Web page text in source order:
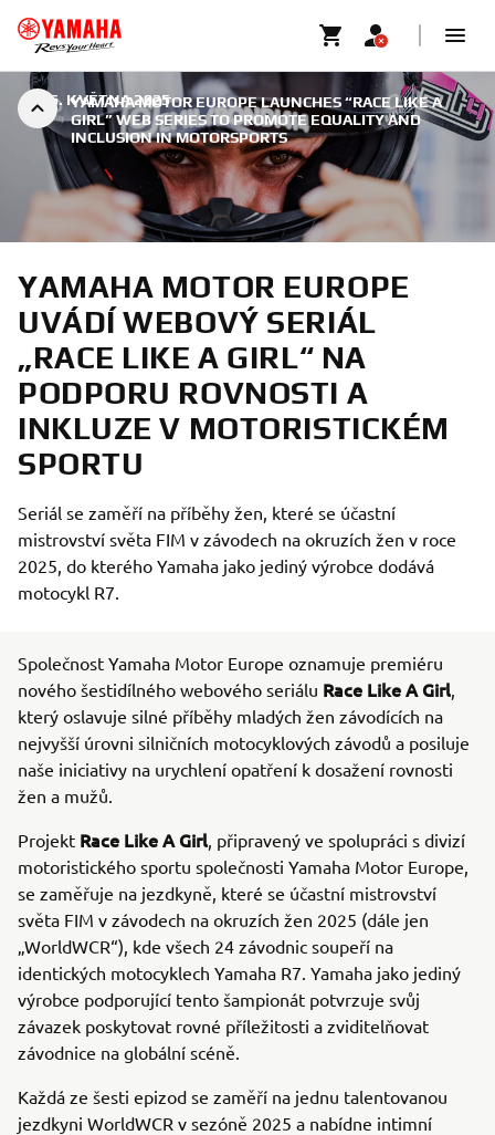
YAMAHA MOTOR EUROPE LAUNCHES “RACE LIKE A
GIRL” WEB SERIES TO PROMOTE EQUALITY AND
INCLUSION IN MOTORSPORTS
26. KVĚTNA 2025
YAMAHA MOTOR EUROPE
UVÁDÍ WEBOVÝ SERIÁL
„RACE LIKE A GIRL“ NA
PODPORU ROVNOSTI A
INKLUZE V MOTORISTICKÉM
SPORTU
Seriál se zaměří na příběhy žen, které se účastní
mistrovství světa FIM v závodech na okruzích žen v roce
2025, do kterého Yamaha jako jediný výrobce dodává
motocykl R7.
Společnost Yamaha Motor Europe oznamuje premiéru
nového šestidílného webového seriálu Race Like A Girl,
který oslavuje silné příběhy mladých žen závodících na
nejvyšší úrovni silničních motocyklových závodů a posiluje
naše iniciativy na urychlení opatření k dosažení rovnosti
žen a mužů.
Projekt Race Like A Girl, připravený ve spolupráci s divizí
motoristického sportu společnosti Yamaha Motor Europe,
se zaměřuje na jezdkyně, které se účastní mistrovství
světa FIM v závodech na okruzích žen 2025 (dále jen
„WorldWCR“), kde všech 24 závodnic soupeří na
identických motocyklech Yamaha R7. Yamaha jako jediný
výrobce podporující tento šampionát potvrzuje svůj
závazek poskytovat rovné příležitosti a zviditelňovat
závodnice na globální scéně.
Každá ze šesti epizod se zaměří na jednu talentovanou
jezdkyni WorldWCR v sezóně 2025 a nabídne intimní